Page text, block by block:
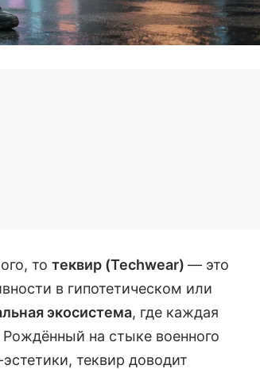
то теквир (Techwear) — это
в гипотетическом или
экосистема, где каждая
на стыке военного
теквир доводит